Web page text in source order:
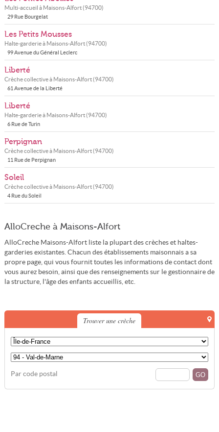
Multi-accueil à Maisons-Alfort(94700)
29 Rue Bourgelat
Les Petits Mousses
Halte-garderie à Maisons-Alfort(94700)
99 Avenue du Général Leclerc
Liberté
Crèche collective à Maisons-Alfort(94700)
61 Avenue de la Liberté
Liberté
Halte-garderie à Maisons-Alfort(94700)
6 Rue de Turin
Perpignan
Crèche collective à Maisons-Alfort(94700)
11 Rue de Perpignan
Soleil
Crèche collective à Maisons-Alfort(94700)
4 Rue du Soleil
AlloCreche à Maisons-Alfort
AlloCreche Maisons-Alfort liste la plupart des crèches et haltes-
garderies existantes. Chacun des établissements maisonnais a sa
propre page, qui vous fournit toutes les informations de contact dont
vous aurez besoin, ainsi que des renseignements sur le gestionnaire de
la structure, l'âge des enfants accueillis, etc.
Trouver une crèche
Par code postal